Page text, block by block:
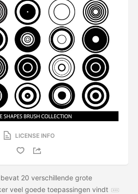
LICENSE INFO
20 verschillende grote
veel goede toepassingen vindt